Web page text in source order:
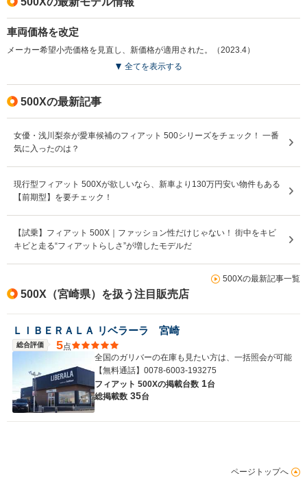
車両価格を改定
メーカー希望小売価格を見直し、新価格が適用された。（2023.4）
全てを表示する
500Xの最新記事
女優・浅川梨奈が愛車候補のフィアット 500シリーズをチェック！ 一番
気に入ったのは？
現行型フィアット 500Xが欲しいなら、新車より130万円安い物件もある
【前期型】を要チェック！
【試乗】フィアット 500X｜ファッション性だけじゃない！ 街中をキビ
キビと走る“フィアットらしさ”が増したモデルだ
500Xの最新記事一覧
500X（宮崎県）を扱う注目販売店
ＬＩＢＥＲＡＬＡ リベラーラ 宮崎
総合評価 5点
全国のガリバーの在庫も見たい方は、一括照会が可能
【無料通話】0078-6003-193275
フィアット 500Xの掲載台数 1台
総掲載数 35台
ページトップへ